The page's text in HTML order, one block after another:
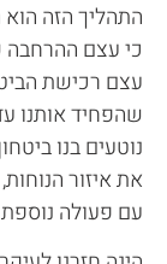
התהליך הזה הוא
כי עצם ההרחבה
עצם רכישת
שהפחיד אותנו
נוטעים בנו
את איזור הנוחות,
עם פעולה